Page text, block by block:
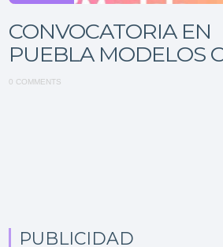
CONVOCATORIA EN
PUEBLA MODELOS
0 COMMENTS
PUBLICIDAD